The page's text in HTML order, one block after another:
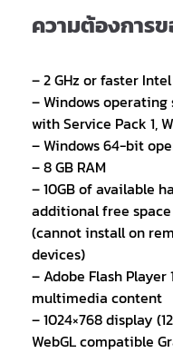
ความต้องการข
– 2 GHz or faster
– Windows operating
with Service Pack 1,
– Windows 64-bit
– 8 GB RAM
– 10GB of available
additional free
(cannot install on
devices)
– Adobe Flash
multimedia content
– 1024×768 display
WebGL compatible